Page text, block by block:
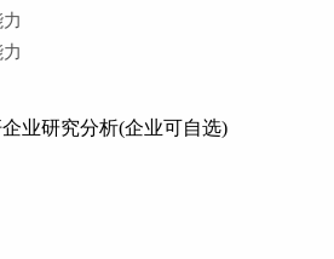
业研究分析(企业可自选)